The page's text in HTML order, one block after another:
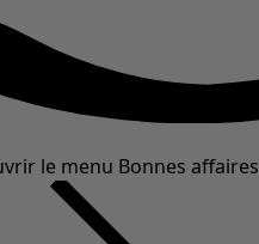
le menu Bonnes affaires